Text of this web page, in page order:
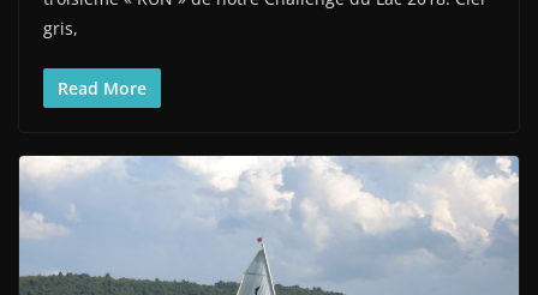
gris,
Read More